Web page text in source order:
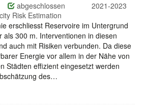
abgeschlossen
2021-2023
Risk Estimation
erschliesst Reservoire im Untergrund
als 300 m. Interventionen in diesen
auch mit Risiken verbunden. Da diese
Energie vor allem in der Nähe von
Städten effizient eingesetzt werden
des…